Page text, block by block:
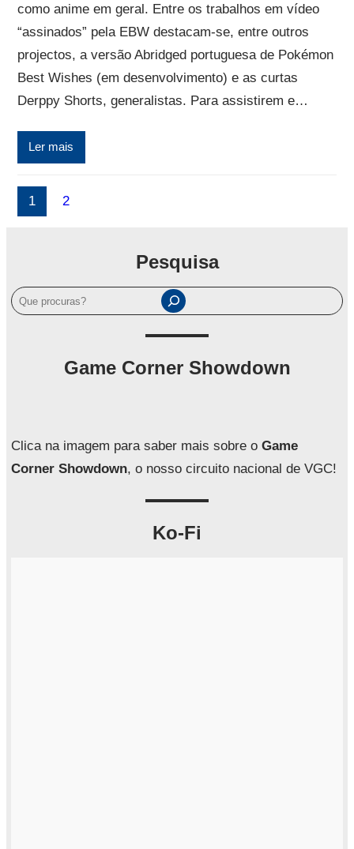
como anime em geral. Entre os trabalhos em vídeo
“assinados” pela EBW destacam-se, entre outros
projectos, a versão Abridged portuguesa de Pokémon
Best Wishes (em desenvolvimento) e as curtas
Derppy Shorts, generalistas. Para assistirem e…
Ler mais
1 2
Pesquisa
P
e
a
Game Corner Showdown
Clica na imagem para saber mais sobre o Game
Corner Showdown, o nosso circuito nacional de VGC!
Ko-Fi